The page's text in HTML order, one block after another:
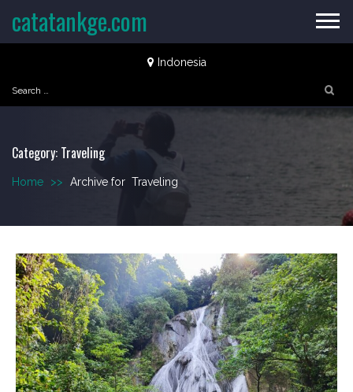
Indonesia
Search
for:
catatankge.com
Category: Traveling
Home >> Archive for Traveling